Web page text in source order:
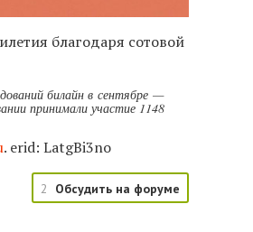
благодаря сотовой
билайн в сентябре —
принимали участие 1148
. erid:LatgBi3no
2 Обсудить на форуме